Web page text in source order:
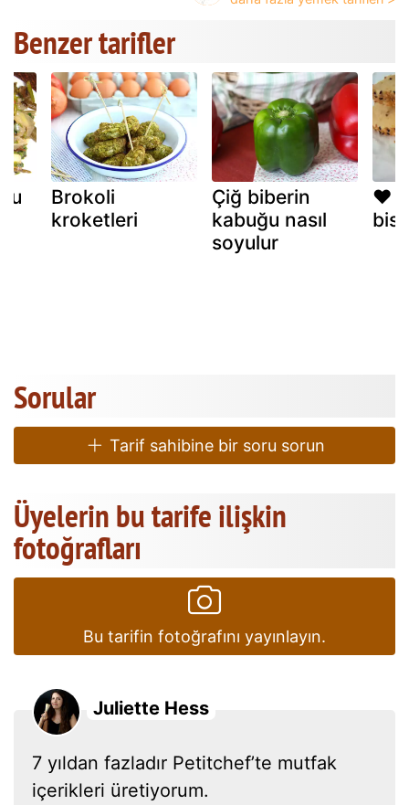
Benzer tarifler
Brokoli
kroketleri
Çiğ biberin
kabuğu nasıl
soyulur
♥
Sorular
Tarif sahibine bir soru sorun
Üyelerin bu tarife ilişkin
fotoğrafları
Bu tarifin fotoğrafını yayınlayın.
Juliette Hess
7 yıldan fazladır Petitchef’te mutfak
içerikleri üretiyorum.